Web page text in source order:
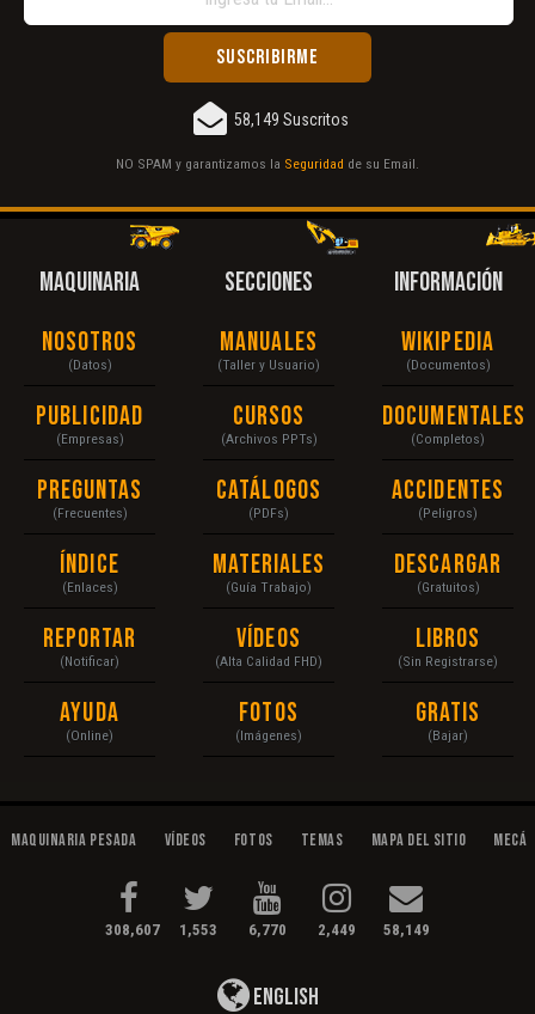
58,149 Suscritos
NO SPAM y garantizamos la Seguridad de su Email.
MAQUINARIA
Nosotros
(Datos)
Publicidad
(Empresas)
Preguntas
(Frecuentes)
Índice
(Enlaces)
Reportar
(Notificar)
Ayuda
(Online)
SECCIONES
Manuales
(Taller y Usuario)
Cursos
(Archivos PPTs)
Catálogos
(PDFs)
Materiales
(Guía Trabajo)
Vídeos
(Alta Calidad FHD)
Fotos
(Imágenes)
INFORMACIÓN
Wikipedia
(Documentos)
Documentales
(Completos)
Accidentes
(Peligros)
Descargar
(Gratuitos)
Libros
(Sin Registrarse)
Gratis
(Bajar)
Maquinaria Pesada Vídeos Fotos Temas Mapa del Sitio
308,607 1,553 6,770 2,449 58,149
English